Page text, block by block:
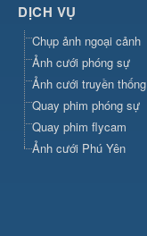
DỊCH VỤ
Chụp ảnh ngoại cảnh
Ảnh cưới phóng sự
Ảnh cưới truyền thống
Quay phim phóng sự
Quay phim flycam
Ảnh cưới Phú Yên